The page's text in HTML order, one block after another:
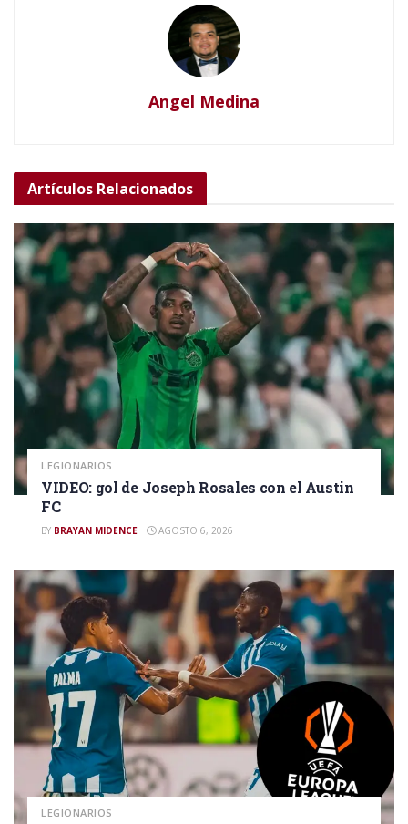
Angel Medina
Artículos Relacionados
LEGIONARIOS
VIDEO: gol de Joseph Rosales con el Austin
FC
BY BRAYAN MIDENCE AGOSTO 6, 2026
LEGIONARIOS